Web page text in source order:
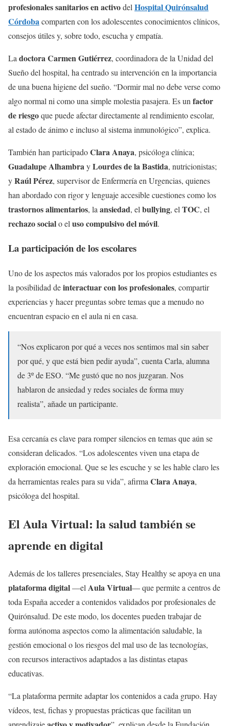
profesionales sanitarios en activodel Hospital Quirónsalud
Córdoba comparten con los adolescentes conocimientos clínicos,
consejos útiles y, sobre todo, escucha y empatía.
La doctora Carmen Gutiérrez, coordinadora de la Unidad del
Sueño del hospital, ha centrado su intervención en la importancia
de una buena higiene del sueño. “Dormir mal no debe verse como
algo normal ni como una simple molestia pasajera. Es un factor
de riesgoque puede afectar directamente al rendimiento escolar,
al estado de ánimo e incluso al sistema inmunológico”, explica.
También han participadoClara Anaya, psicóloga clínica;
Guadalupe Alhambra yLourdes de la Bastida, nutricionistas;
yRaúl Pérez, supervisor de Enfermería en Urgencias, quienes
han abordado con rigor y lenguaje accesible cuestiones como los
trastornos alimentarios, la ansiedad, el bullying, el TOC, el
rechazo socialo el uso compulsivo del móvil.
La participación de los escolares
Uno de los aspectos más valorados por los propios estudiantes es
la posibilidad deinteractuar con los profesionales, compartir
experiencias y hacer preguntas sobre temas que a menudo no
encuentran espacio en el aula ni en casa.
“Nos explicaron por qué a veces nos sentimos mal sin saber
por qué, y que está bien pedir ayuda”, cuenta Carla, alumna
de 3º de ESO. “Me gustó que no nos juzgaran. Nos
hablaron de ansiedad y redes sociales de forma muy
realista”, añade un participante.
Esa cercanía es clave para romper silencios en temas que aún se
consideran delicados. “Los adolescentes viven una etapa de
exploración emocional. Que se les escuche y se les hable claro les
da herramientas reales para su vida”, afirma Clara Anaya,
psicóloga del hospital.
El Aula Virtual: la salud también se
aprende en digital
Además de los talleres presenciales, Stay Healthy se apoya en una
plataforma digital—el Aula Virtual— que permite a centros de
toda España acceder a contenidos validados por profesionales de
Quirónsalud. De este modo, los docentes pueden trabajar de
forma autónoma aspectos como la alimentación saludable, la
gestión emocional o los riesgos del mal uso de las tecnologías,
con recursos interactivos adaptados a las distintas etapas
educativas.
“La plataforma permite adaptar los contenidos a cada grupo. Hay
vídeos, test, fichas y propuestas prácticas que facilitan un